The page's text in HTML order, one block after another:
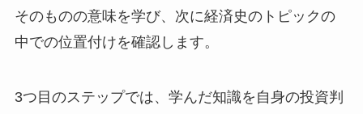
そのものの意味を学び、次に経済史のトピックの
中での位置付けを確認します。
3つ目のステップでは、学んだ知識を自身の投資判